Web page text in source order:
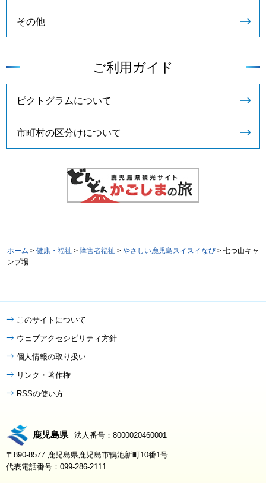
その他
ご利用ガイド
ピクトグラムについて
市町村の区分けについて
ホーム > 健康・福祉 > 障害者福祉 > やさしい鹿児島スイスイなび > 七つ山キャ
ンプ場
このサイトについて
ウェブアクセシビリティ方針
個人情報の取り扱い
リンク・著作権
RSSの使い方
鹿児島県 法人番号：8000020460001
〒890-8577 鹿児島県鹿児島市鴨池新町10番1号
代表電話番号：099-286-2111